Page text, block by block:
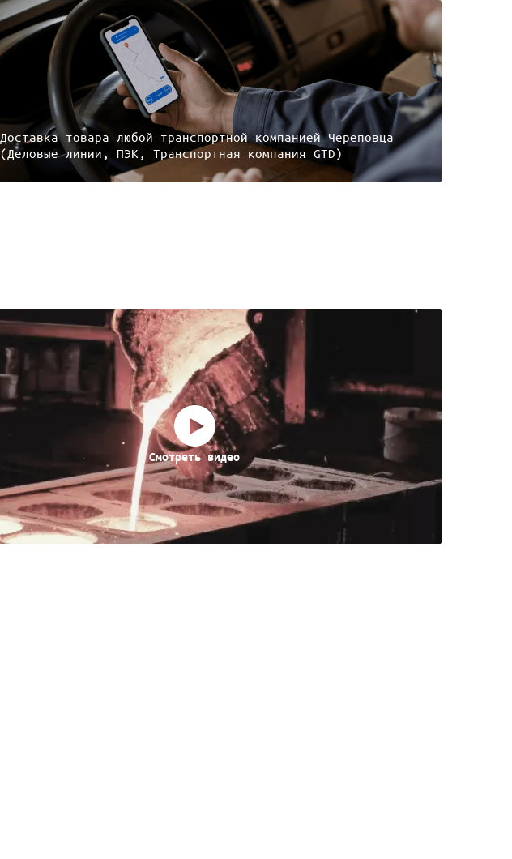
Доставка товара любой транспортной компанией Череповца
(Деловые линии, ПЭК, Транспортная компания GTD)
Смотреть видео